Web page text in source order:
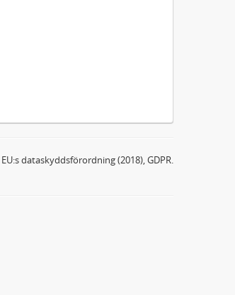
dataskyddsförordning (2018), GDPR.